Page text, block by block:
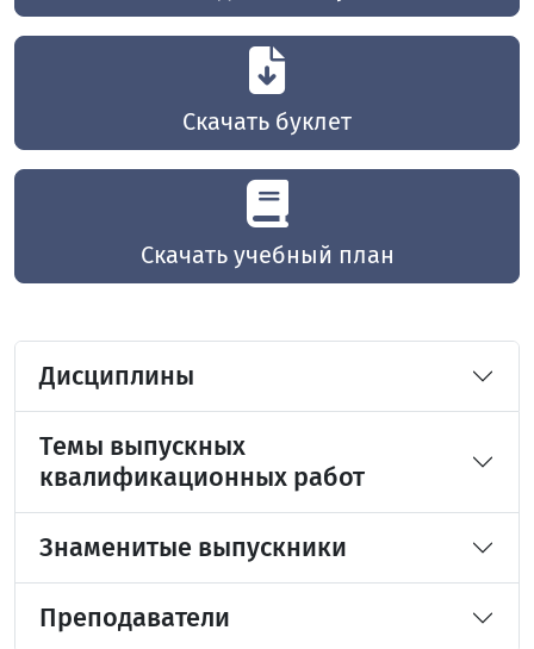
Скачать буклет
Скачать учебный план
Дисциплины
Темы выпускных
квалификационных работ
Знаменитые выпускники
Преподаватели